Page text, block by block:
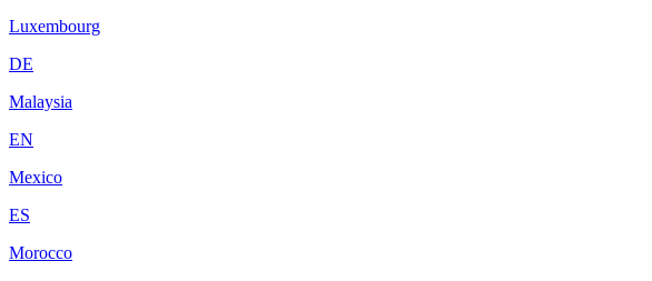
Luxembourg
DE
Malaysia
EN
Mexico
ES
Morocco